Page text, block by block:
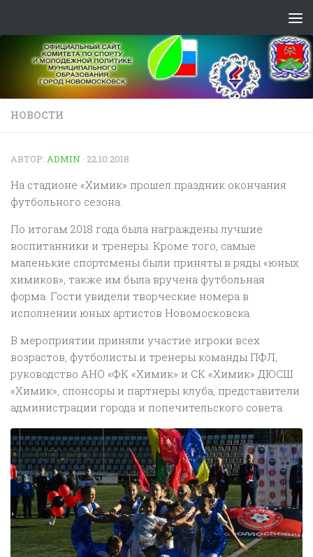
НОВОСТИ
АВТОР: ADMIN · 22.10.2018
На стадионе «Химик» прошел праздник окончания
футбольного сезона.
По итогам 2018 года была награждены лучшие
воспитанники и тренеры. Кроме того, самые
маленькие спортсмены были приняты в ряды «юных
химиков», также им была вручена футбольная
форма. Гости увидели творческие номера в
исполнении юных артистов Новомосковска.
В мероприятии приняли участие игроки всех
возрастов, футболисты и тренеры команды ПФЛ,
руководство АНО «ФК «Химик» и СК «Химик» ДЮСШ
«Химик», спонсоры и партнеры клуба, представители
администрации города и попечительского совета.